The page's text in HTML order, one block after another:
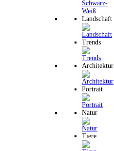
Landschaft
Trends
Architektur
Portrait
Natur
Tiere